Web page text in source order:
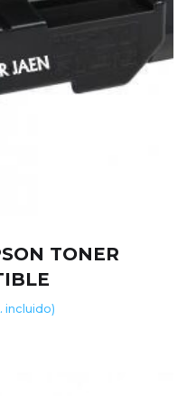
TONER
incluido)